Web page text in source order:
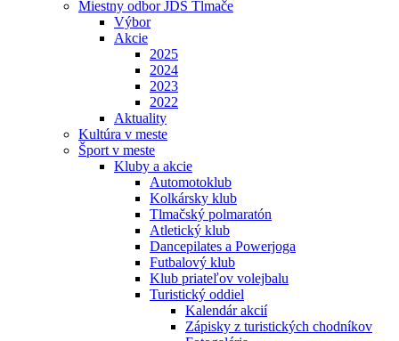
Miestny odbor JDS Tlmače
Výbor
Akcie
2025
2024
2023
2022
Aktuality
Kultúra v meste
Šport v meste
Kluby a akcie
Automotoklub
Kolkársky klub
Tlmačský polmaratón
Atletický klub
Dancepilates a Powerjoga
Futbalový klub
Klub priateľov volejbalu
Turistický oddiel
Kalendár akcií
Zápisky z turistických chodníkov